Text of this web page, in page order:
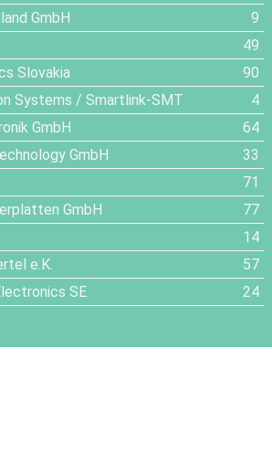
GmbH
9
49
Slovakia
90
Systems / Smartlink-SMT
4
GmbH
64
GmbH
33
71
GmbH
77
14
e.K.
57
SE
24